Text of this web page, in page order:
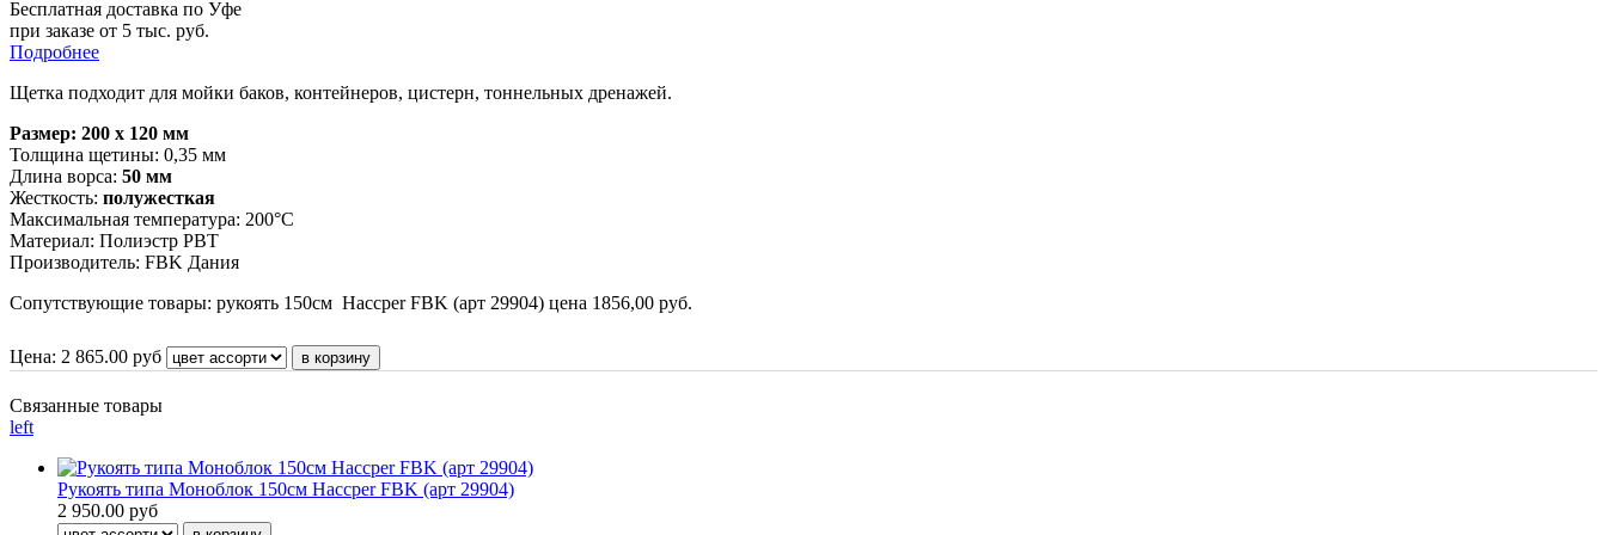
Бесплатная доставка по Уфе
при заказе от 5 тыс. руб.
Подробнее
Щетка подходит для мойки баков, контейнеров, цистерн, тоннельных дренажей.
Размер: 200 х 120 мм
Толщина щетины: 0,35 мм
Длина ворса: 50 мм
Жесткость: полужесткая
Максимальная температура: 200°С
Материал: Полиэстр РВТ
Производитель: FBK Дания
Сопутствующие товары: рукоять 150см Haccper FBK (арт 29904) цена 1856,00 руб.
Цена: 2 865.00 руб
Связанные товары
left
Рукоять типа Моноблок 150см Haccper FBK (арт 29904)
2 950.00 руб